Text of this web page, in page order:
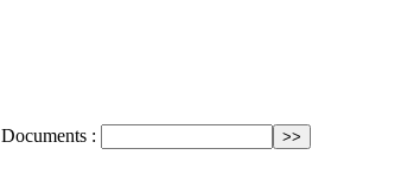
Documents :